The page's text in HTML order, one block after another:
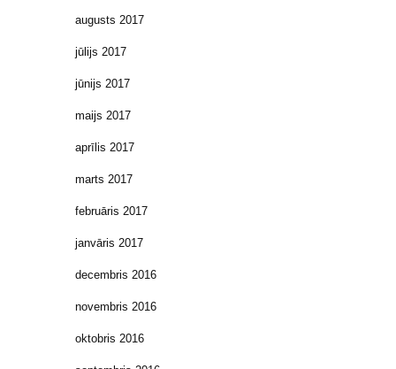
augusts 2017
jūlijs 2017
jūnijs 2017
maijs 2017
aprīlis 2017
marts 2017
februāris 2017
janvāris 2017
decembris 2016
novembris 2016
oktobris 2016